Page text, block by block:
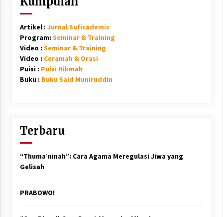
Artikel : Jurnal Suficademic
Program: Seminar & Training
Video : Seminar & Training
Video : Ceramah & Orasi
Puisi : Puisi Hikmah
Buku : Buku Said Muniruddin
Terbaru
“Thuma’ninah”: Cara Agama Meregulasi Jiwa yang
Gelisah
PRABOWO!